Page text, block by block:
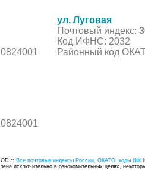
ул. Луговая
Почтовый индекс:
Код ИФНС: 2032
Районный код
:: Все почтовые индексы России, ОКАТО, коды
исключительно в ознокомительных целях,